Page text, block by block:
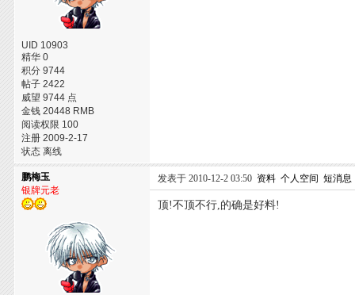
UID 10903
精华 0
积分 9744
帖子 2422
威望 9744 点
金钱 20448 RMB
阅读权限 100
注册 2009-2-17
状态 离线
鹏梅玉
银牌元老
发表于 2010-12-2 03:50 资料 个人空间 短消息
顶!不顶不行,的确是好料!